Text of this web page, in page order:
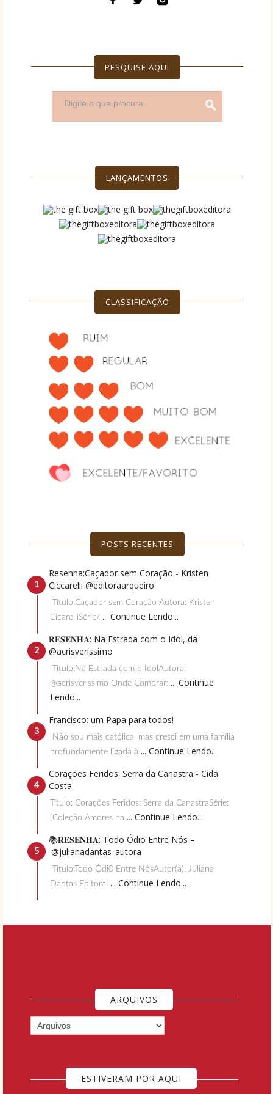
PESQUISE AQUI
LANÇAMENTOS
CLASSIFICAÇÃO
POSTS RECENTES
Resenha:Caçador sem Coração - Kristen
Ciccarelli @editoraarqueiro
Título:Caçador sem Coração Autora: Kristen
CicarelliSérie/ ... Continue Lendo...
𝐑𝐄𝐒𝐄𝐍𝐇𝐀: Na Estrada com o Idol, da
@acrisverissimo
Título:Na Estrada com o IdolAutora:
@acrisverissimo Onde Comprar: ... Continue
Lendo...
Francisco: um Papa para todos!
Não sou mais católica, mas cresci em uma família
profundamente ligada à ... Continue Lendo...
Corações Feridos: Serra da Canastra - Cida
Costa
Título: Corações Feridos: Serra da CanastraSérie:
(Coleção Amores na ... Continue Lendo...
📚𝐑𝐄𝐒𝐄𝐍𝐇𝐀: Todo Ódio Entre Nós –
@julianadantas_autora
Título:Todo Ódi0 Entre NósAutor(a): Juliana
Dantas Editora: ... Continue Lendo...
ARQUIVOS
ESTIVERAM POR AQUI